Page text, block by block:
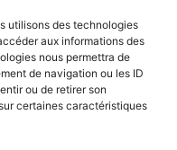
utilisons des technologies
aux informations des
nous permettra de
de navigation ou les ID
ou de retirer son
certaines caractéristiques
2026